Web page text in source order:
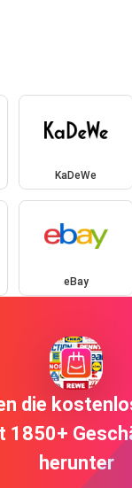
KaDeWe
eBay
die
1850+
herunter